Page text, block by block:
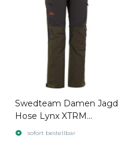
Swedteam Damen Jagd
Hose Lynx XTRM
Antibite Hunting Green
sofort bestellbar